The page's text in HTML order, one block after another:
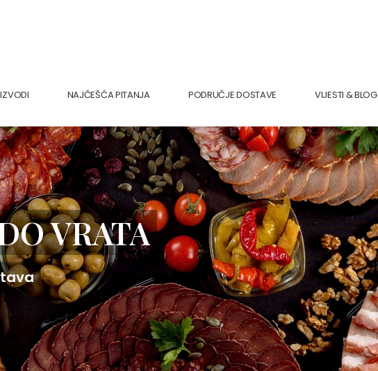
NAJČEŠĆA PITANJA PODRUČJE DOSTAVE VIJESTI & BLOG
VRATA